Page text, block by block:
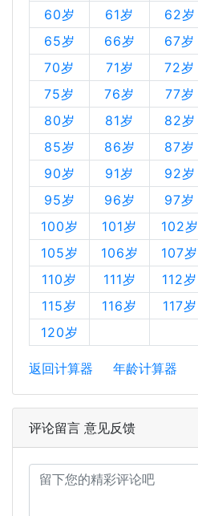
60岁
61岁 62岁
65岁
66岁 67岁
70岁
71岁 72岁
75岁
76岁 77岁
80岁
81岁 82岁
85岁
86岁 87岁
90岁
91岁 92岁
95岁
96岁 97岁
100岁
101岁 102岁
105岁
106岁 107岁
110岁
111岁 112岁
115岁
116岁 117岁
120岁
返回计算器 年龄计算器
评论留言 意见反馈